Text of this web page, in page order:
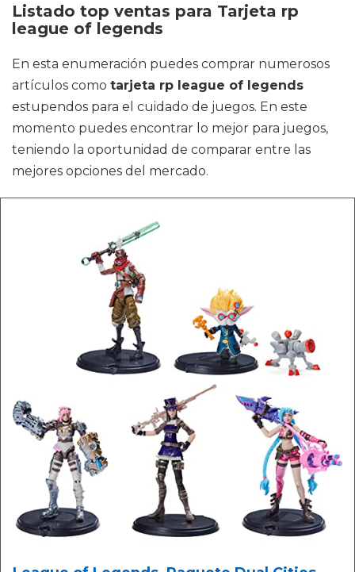
Listado top ventas para Tarjeta rp
league of legends
En esta enumeración puedes comprar numerosos
artículos como tarjeta rp league of legends
estupendos para el cuidado de juegos. En este
momento puedes encontrar lo mejor para juegos,
teniendo la oportunidad de comparar entre las
mejores opciones del mercado.